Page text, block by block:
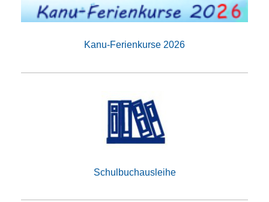
Kanu-Ferienkurse 2026
Schulbuchausleihe